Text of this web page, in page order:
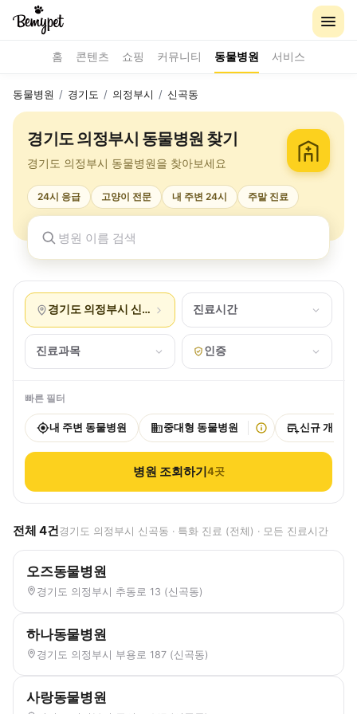
홈 콘텐츠 쇼핑 커뮤니티 동물병원 서비스
동물병원 / 경기도 / 의정부시 / 신곡동
경기도 의정부시 동물병원 찾기
경기도 의정부시 동물병원을 찾아보세요
24시 응급 고양이 전문 내 주변 24시 주말 진료
경기도 의정부시 신곡동 진료시간
진료과목 인증
빠른 필터
내 주변 동물병원 중대형 동물병원 신규 개원
병원 조회하기4곳
전체 4건경기도 의정부시 신곡동 · 특화 진료 (전체) · 모든 진료시간
오즈동물병원
경기도 의정부시 추동로 13 (신곡동)
하나동물병원
경기도 의정부시 부용로 187 (신곡동)
사랑동물병원